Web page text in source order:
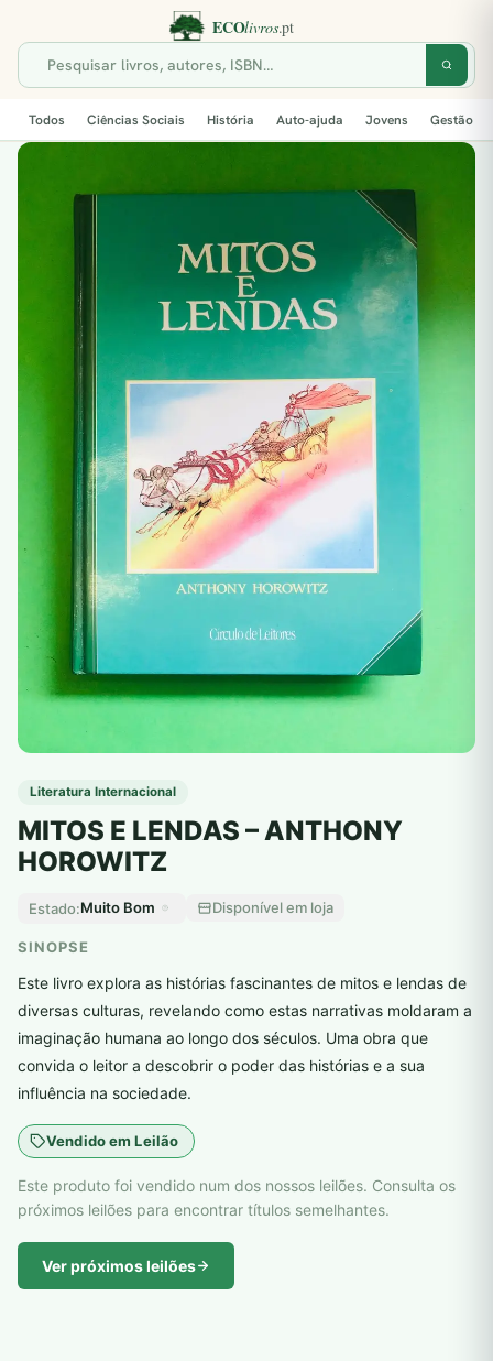
Todos Ciências Sociais História Auto-ajuda Jovens Gestão
Literatura Internacional
MITOS E LENDAS – ANTHONY
HOROWITZ
Estado:Muito Bom Disponível em loja
SINOPSE
Este livro explora as histórias fascinantes de mitos e lendas de
diversas culturas, revelando como estas narrativas moldaram a
imaginação humana ao longo dos séculos. Uma obra que
convida o leitor a descobrir o poder das histórias e a sua
influência na sociedade.
Vendido em Leilão
Este produto foi vendido num dos nossos leilões. Consulta os
próximos leilões para encontrar títulos semelhantes.
Ver próximos leilões